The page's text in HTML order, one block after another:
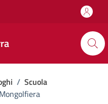
/ Scuola